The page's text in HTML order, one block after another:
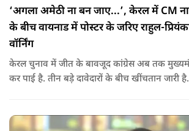
‘अगला अमेठी ना बन जाए...’, केरल में CM
के बीच वायनाड में पोस्टर के जरिए राहुल-
वॉर्निंग
केरल चुनाव में जीत के बावजूद कांग्रेस अब तक
कर पाई है. तीन बड़े दावेदारों के बीच खींचतान जारी